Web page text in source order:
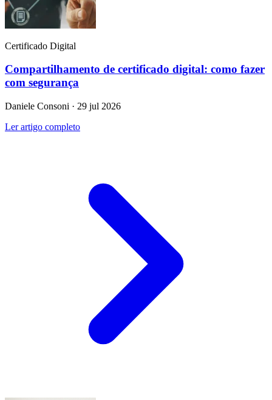
Certificado Digital
Compartilhamento de certificado digital: como fazer
com segurança
Daniele Consoni · 29 jul 2026
Ler artigo completo